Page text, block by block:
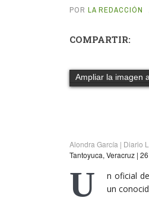
POR LA REDACCIÓN
COMPARTIR:
Ampliar la imagen
Alondra García | Diario
Tantoyuca, Veracruz |
U
n oficial
un